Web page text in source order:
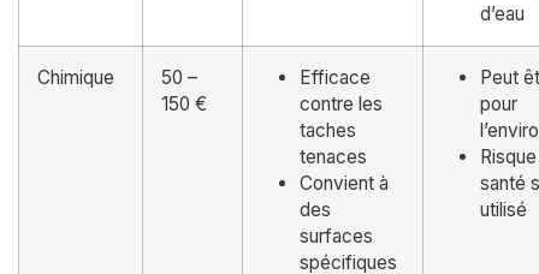
d’eau
Chimique
50 –
150 €
Efficace
contre les
taches
tenaces
Convient à
des
surfaces
spécifiques
Peut
pour
santé
utilisé